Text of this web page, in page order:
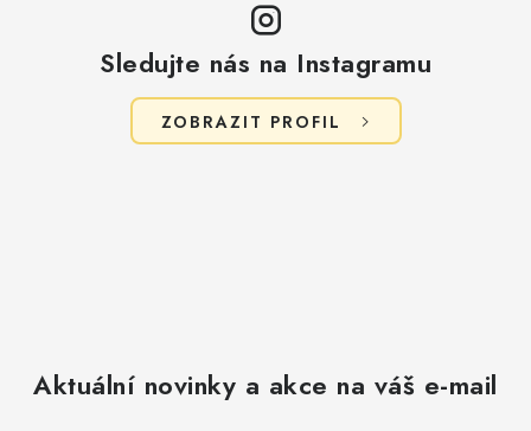
Sledujte nás na Instagramu
ZOBRAZIT PROFIL
Aktuální novinky a akce na váš e-mail